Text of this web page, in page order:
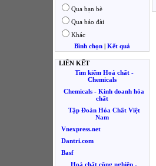
Qua bạn bè
Qua báo đài
Khác
Bình chọn | Kết quả
LIÊN KẾT
Tìm kiếm Hoá chất -
Chemicals
Chemicals - Kinh doanh hóa
chất
Tập Đoàn Hóa Chất Việt
Nam
Vnexpress.net
Dantri.com
Basf
Hoá chất công nghiệp -